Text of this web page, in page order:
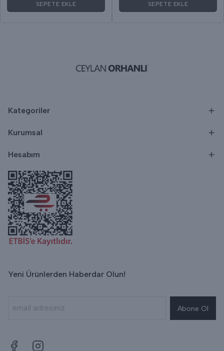
SEPETE EKLE SEPETE EKLE
Kategoriler
Kurumsal
Hesabım
Yeni Ürünlerden Haberdar Olun!
Abone Ol